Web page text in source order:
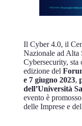
Il Cyber 4.0, il
Nazionale ad Alta
Cybersecurity, sta
edizione del
e 7 giugno 2023,
dell’Università
evento è
delle Imprese e